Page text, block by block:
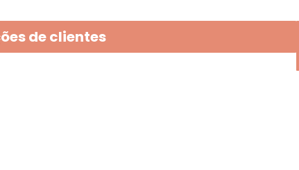
de clientes